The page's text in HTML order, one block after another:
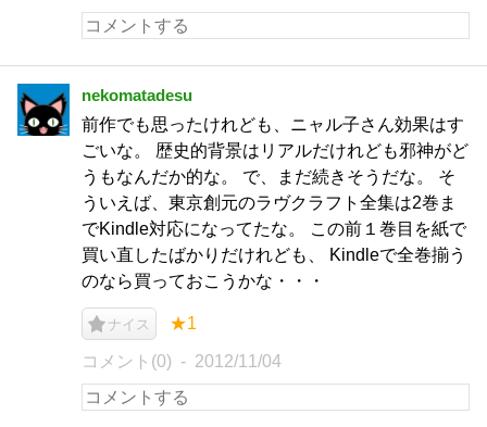
nekomatadesu
前作でも思ったけれども、ニャル子さん効果はす
ごいな。 歴史的背景はリアルだけれども邪神がど
うもなんだか的な。 で、まだ続きそうだな。 そ
ういえば、東京創元のラヴクラフト全集は2巻ま
でKindle対応になってたな。 この前１巻目を紙で
買い直したばかりだけれども、 Kindleで全巻揃う
のなら買っておこうかな・・・
ナイス ★1
コメント(0) 2012/11/04